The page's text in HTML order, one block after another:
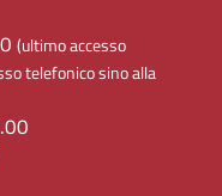
(ultimo accesso
telefonico sino alla